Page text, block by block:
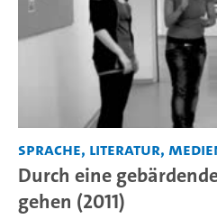
Sprache, Literatur,
Durch eine
gehen (2011)